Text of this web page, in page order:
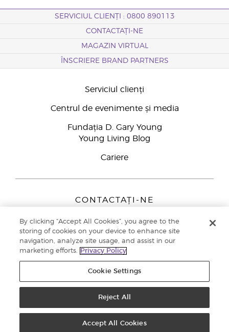
SERVICIUL CLIENȚI : 0800 890113
CONTACTAȚI-NE
MAGAZIN VIRTUAL
ÎNSCRIERE BRAND PARTNERS
Serviciul clienți
Centrul de evenimente și media
Fundația D. Gary Young
Young Living Blog
Cariere
CONTACTAȚI-NE
Peizerweg 97
9727 AJ Groningen
Netherlands
Înscriere Brand Partners0800 890113
Politica de confidențialitate
By clicking “Accept All Cookies”, you agree to the
storing of cookies on your device to enhance site
navigation, analyze site usage, and assist in our
marketing efforts.
Privacy Policy
Cookie Settings
Reject All
Accept All Cookies